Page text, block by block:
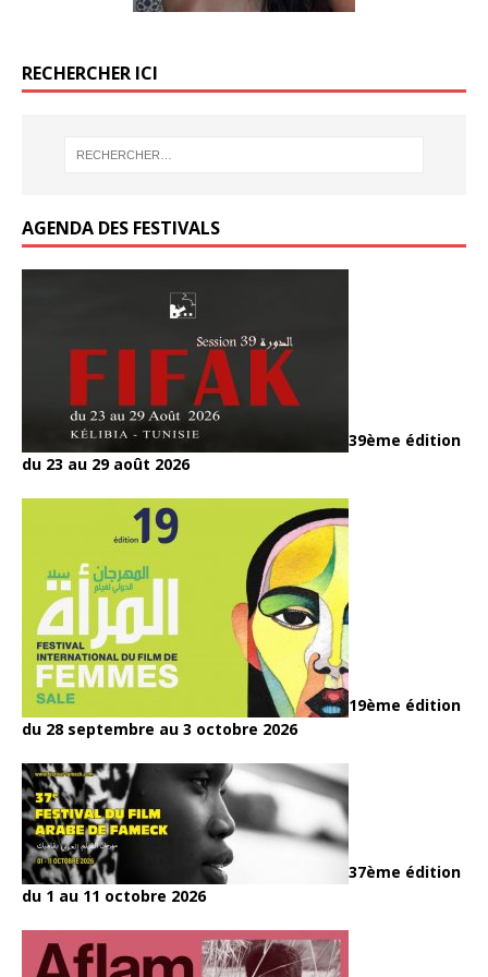
RECHERCHER ICI
AGENDA DES FESTIVALS
39ème édition
du 23 au 29 août 2026
19ème édition
du 28 septembre au 3 octobre 2026
37ème édition
du 1 au 11 octobre 2026